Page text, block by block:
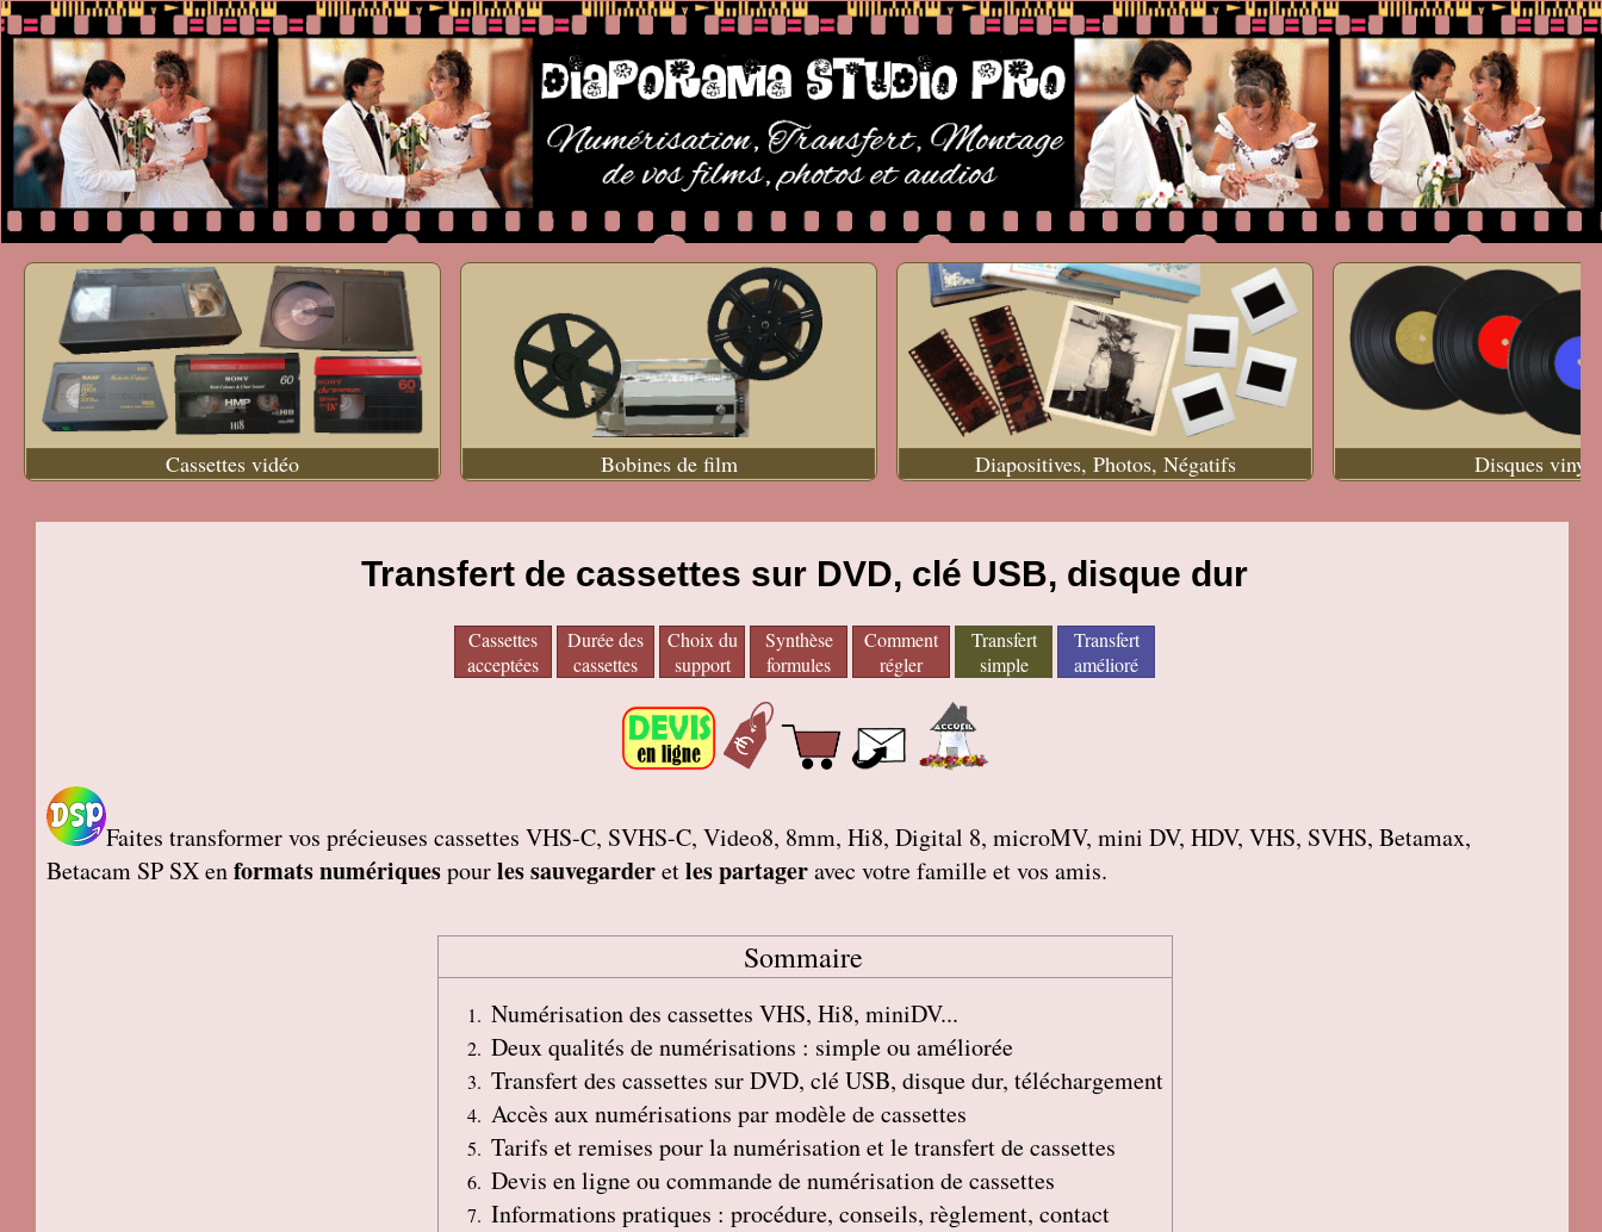
Cassettes vidéo Bobines de film Diapositives, Photos, Négatifs Disques
Transfert de cassettes sur DVD, clé USB, disque dur
Cassettes
acceptées
Durée des
cassettes
Choix du
support
Synthèse
formules
Comment
régler
Transfert
simple
Transfert
amélioré
Faites transformer vos précieuses cassettes VHS-C, SVHS-C, Video8, 8mm, Hi8, Digital 8, microMV, mini DV, HDV, VHS, SVHS, Betamax,
Betacam SP SX enformats numériquespourles sauvegarderetles partageravec votre famille et vos amis.
Sommaire
Numérisation des cassettes VHS, Hi8, miniDV...
Deux qualités de numérisations : simple ou améliorée
Transfert des cassettes sur DVD, clé USB, disque dur, téléchargement
Accès aux numérisations par modèle de cassettes
Tarifs et remises pour la numérisation et le transfert de cassettes
Devis en ligne ou commande de numérisation de cassettes
Informations pratiques : procédure, conseils, règlement, contact